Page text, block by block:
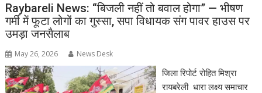
Raybareli News: “बिजली नहीं तो बवाल होगा” — भीषण
गर्मी में फूटा लोगों का गुस्सा, सपा विधायक संग पावर हाउस पर
उमड़ा जनसैलाब
May 26, 2026 News Desk
जिला रिपोर्ट रोहित मिश्रा
रायबरेली धारा लक्ष्य समाचार